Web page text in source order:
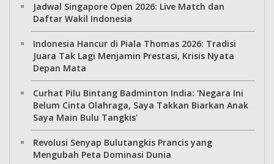
Jadwal Singapore Open 2026: Live Match dan
Daftar Wakil Indonesia
Indonesia Hancur di Piala Thomas 2026: Tradisi
Juara Tak Lagi Menjamin Prestasi, Krisis Nyata
Depan Mata
Curhat Pilu Bintang Badminton India: 'Negara Ini
Belum Cinta Olahraga, Saya Takkan Biarkan Anak
Saya Main Bulu Tangkis'
Revolusi Senyap Bulutangkis Prancis yang
Mengubah Peta Dominasi Dunia